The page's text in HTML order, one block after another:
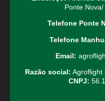
Ponte
Telefone Ponte
Telefone
Email:
Razão social: Agroflight
CNPJ: